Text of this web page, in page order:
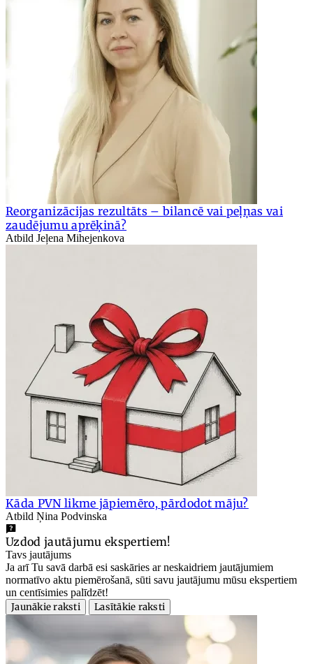
Reorganizācijas rezultāts – bilancē vai peļņas vai
zaudējumu aprēķinā?
Atbild Jeļena Mihejenkova
Kāda PVN likme jāpiemēro, pārdodot māju?
Atbild Ņina Podvinska
Uzdod jautājumu ekspertiem!
Tavs jautājums
Ja arī Tu savā darbā esi saskāries ar neskaidriem jautājumiem
normatīvo aktu piemērošanā, sūti savu jautājumu mūsu ekspertiem
un centīsimies palīdzēt!
Jaunākie raksti
Lasītākie raksti